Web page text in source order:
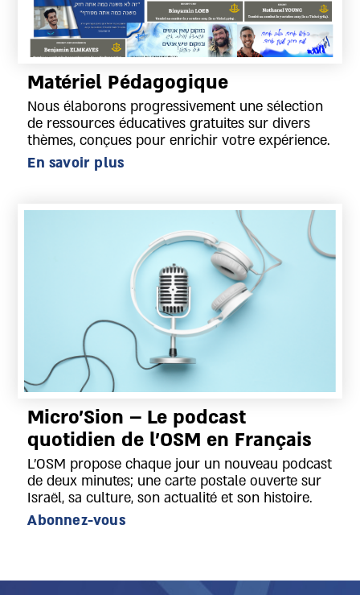
Matériel Pédagogique
Nous élaborons progressivement une sélection
de ressources éducatives gratuites sur divers
thèmes, conçues pour enrichir votre expérience.
En savoir plus
Micro’Sion – Le podcast
quotidien de l’OSM en Français
L’OSM propose chaque jour un nouveau podcast
de deux minutes; une carte postale ouverte sur
Israël, sa culture, son actualité et son histoire.
Abonnez-vous